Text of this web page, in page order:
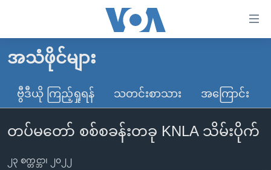
လွယ်ကူ
သည့်
များ
ပင်မ
မူလစာမျက်နှာ
မြန်မာ
ကမ္ဘာ့သတင်းများ
နိုင်ငံတကာ
ဗွီဒီယို
အသံဖိုင်များ
ဗွီဒီယို ကြည့်ရှုရန် သတင်းစာသား အကြောင်း
တပ်မတော် စစ်စခန်းတခု KNLA သိမ်းပိုက်
၂၃ စက္တင္ဘာ၊ ၂၀၂၂